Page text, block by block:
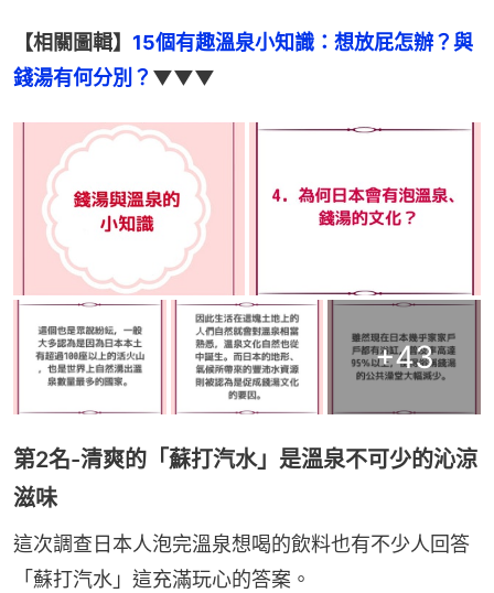
【相關圖輯】 15個有趣溫泉小知識：想放屁怎辦？與
錢湯有何分別？ ▼▼▼
+43
第2名-清爽的「蘇打汽水」是溫泉不可少的沁涼
滋味
這次調查日本人泡完溫泉想喝的飲料也有不少人回答
「蘇打汽水」這充滿玩心的答案。